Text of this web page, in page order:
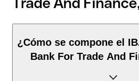
¿Cómo se compone el
Bank For Trade And